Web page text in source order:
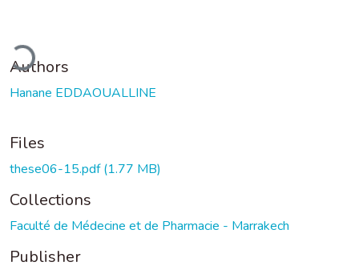
Authors
Hanane EDDAOUALLINE
Files
these06-15.pdf(1.77 MB)
Collections
Faculté de Médecine et de Pharmacie - Marrakech
Publisher